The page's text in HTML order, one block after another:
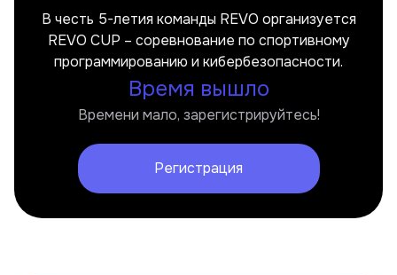
В честь 5-летия команды REVO организуется
REVO CUP – соревнование по спортивному
программированию и кибербезопасности.
Время вышло
Времени мало, зарегистрируйтесь!
Регистрация